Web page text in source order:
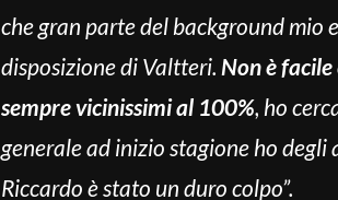
che gran parte del background mio
disposizione di Valtteri. Non è
sempre vicinissimi al 100%, ho
generale ad inizio stagione ho degli
Riccardo è stato un duro colpo”.